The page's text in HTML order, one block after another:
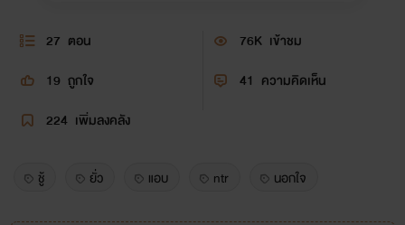
27 ตอน 76K เข้าชม
19 ถูกใจ 41 ความคิดเห็น
224 เพิ่มลงคลัง
ชู้ ยั่ว แอบ ntr นอกใจ